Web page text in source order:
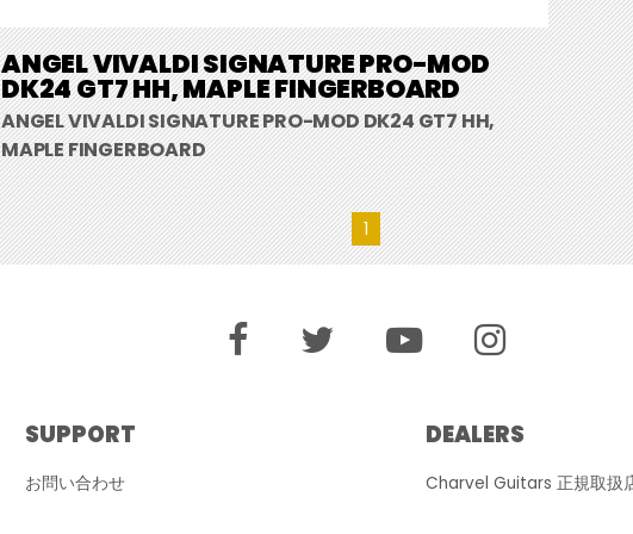
ANGEL VIVALDI SIGNATURE PRO-MOD
DK24 GT7 HH, MAPLE FINGERBOARD
ANGEL VIVALDI SIGNATURE PRO-MOD DK24 GT7 HH,
MAPLE FINGERBOARD
1
SUPPORT
お問い合わせ
DEALERS
Charvel Guitars 正規取扱